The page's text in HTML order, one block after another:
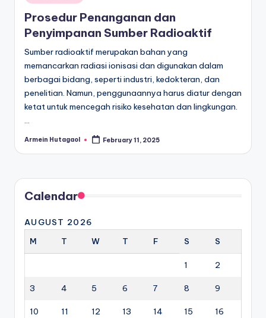
in
Prosedur Penanganan dan
Penyimpanan Sumber Radioaktif
Sumber radioaktif merupakan bahan yang
memancarkan radiasi ionisasi dan digunakan dalam
berbagai bidang, seperti industri, kedokteran, dan
penelitian. Namun, penggunaannya harus diatur dengan
ketat untuk mencegah risiko kesehatan dan lingkungan.
…
Posted
Armein Hutagaol February 11, 2025
Calendar
AUGUST 2026
M
T W T F S S
1 2
3 4 5 6 7 8 9
10 11 12 13 14 15 16